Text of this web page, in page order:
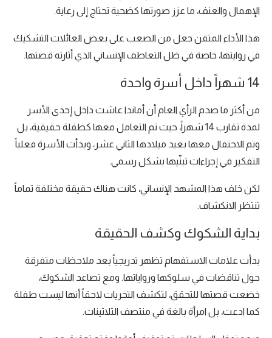
الإهمال والعنف، ما عزز صورتها كضحية تحتاج إلى رعاية.
هذا الأداء المتقن جعل من الصعب على بعض العائلات التشكيك
في روايتها، خاصة في ظل التعاطف الإنساني الذي أثارته قصتها.
14 شهراً داخل أسرة واحدة
من أكثر ما صدم الرأي العام أن أماندا عاشت داخل إحدى الأسر
لمدة تقارب 14 شهراً، حيث تم التعامل معها كطفلة حقيقية، بل
وتم الاحتفال معها بعيد ميلادها الثاني عشر، وبدأت الأسرة فعلياً
التفكير في إجراءات تبنّيها بشكل رسمي.
لكن خلف هذا المشهد الإنساني، كانت هناك حقيقة مختلفة تماماً
تنتظر الانكشاف.
بداية الشكوك وكشف الحقيقة
بدأت علامات الاستفهام تظهر تدريجياً بعد ملاحظات متفرقة
حول تناقضات في سلوكها ورواياتها. ومع تصاعد الشكوك،
خضعت قصتها للتحقق، لتكشف التحريات لاحقاً أنها ليست طفلة
كما ادعت، بل امرأة بالغة في منتصف الثلاثينات.